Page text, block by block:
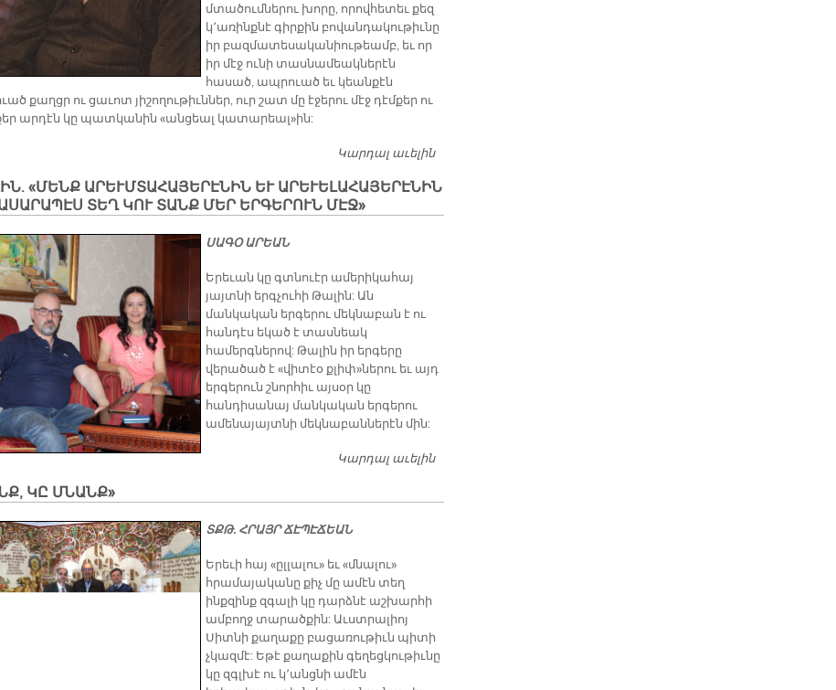
մտածումներու խորը, որովհետեւ քեզ
կ՚առինքնէ գիրքին բովանդակութիւնը
իր բազմատեսականիութեամբ, եւ որ
իր մէջ ունի տասնամեակներէն
հասած, ապրուած եւ կեանքէն
քաղցր ու ցաւոտ յիշողութիւններ, ուր շատ մը էջերու մէջ դէմքեր ու
արդէն կը պատկանին «անցեալ կատարեալ»ին:
Կարդալ աւելինՌՈ­ՄԷՆ ԿՈԶ­ՄՈ­ՅԵԱ­ՆԻ «ԻՄ ԿԵԱՆ­ՔԻ ՀԱ­ՒԱ­ՏԱՄ­ՔԸ»
«ՄԵՆՔ ԱՐԵՒՄՏԱՀԱՅԵՐԷՆԻՆ ԵՒ ԱՐԵՒԵԼԱՀԱՅԵՐԷՆԻՆ
ՏԵՂ ԿՈՒ ՏԱՆՔ ՄԵՐ ԵՐԳԵՐՈՒՆ ՄԷՋ»
ՍԱԳՕ ԱՐԵԱՆ
Երեւան կը գտնուէր ամերիկահայ
յայտնի երգչուհի Թալին: Ան
մանկական երգերու մեկնաբան է ու
հանդէս եկած է տասնեակ
համերգներով: Թալին իր երգերը
վերածած է «վիտէօ քլիփ»ներու եւ այդ
երգերուն շնորհիւ այսօր կը
հանդիսանայ մանկական երգերու
ամենայայտնի մեկնաբաններէն մին:
Կարդալ աւելին​ԹԱԼԻՆ. «ՄԵՆՔ ԱՐԵՒՄՏԱՀԱՅԵՐԷՆԻՆ ԵՒ ԱՐԵՒԵԼԱՀԱՅԵՐԷՆԻՆ
ԿԸ ՄՆԱՆՔ»
ՏՔԹ. ՀՐԱՅՐ ՃԷՊԷՃԵԱՆ
Երեւի հայ «ըլլալու» եւ «մնալու»
հրամայականը քիչ մը ամէն տեղ
ինքզինք զգալի կը դարձնէ աշխարհի
ամբողջ տարածքին: Աւստրալիոյ
Սիտնի քաղաքը բացառութիւն պիտի
չկազմէ: Եթէ քաղաքին գեղեցկութիւնը
կը զգլխէ ու կ՚անցնի ամէն